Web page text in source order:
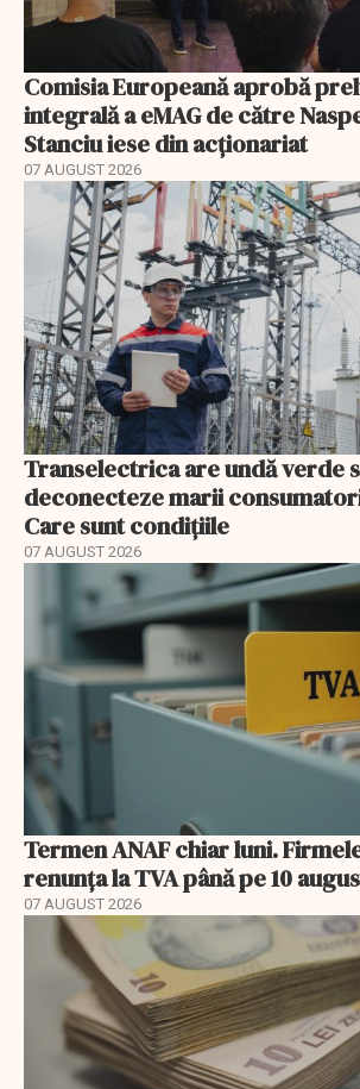
Comisia Europeană aprobă
integrală a eMAG de către
Stanciu iese din acționariat
07 AUGUST 2026
Transelectrica are undă verde
deconecteze marii
Care sunt condițiile
07 AUGUST 2026
Termen ANAF chiar luni.
renunța la TVA până pe 10
07 AUGUST 2026